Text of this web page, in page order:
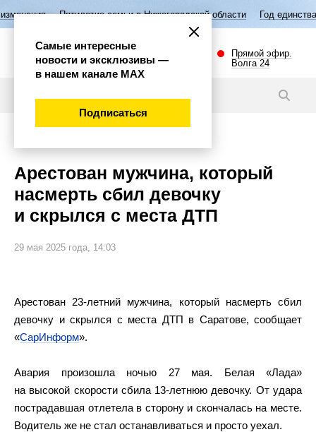
семьи в Нижегородской области Год единства народов России
Прямой эфир.
Волга 24
Арестован мужчина, который
насмерть сбил девочку
и скрылся с места ДТП
29 мая 2025 года, 14:03
Арестован 23-летний мужчина, который насмерть сбил
девочку и скрылся с места ДТП в Саратове, сообщает
«СарИнформ».
Авария произошла ночью 27 мая. Белая «Лада»
на высокой скорости сбила 13-летнюю девочку. От удара
пострадавшая отлетела в сторону и скончалась на месте.
Водитель же не стал останавливаться и просто уехал.
Самые интересные
новости и эксклюзивы —
в нашем канале МАХ
Подписаться